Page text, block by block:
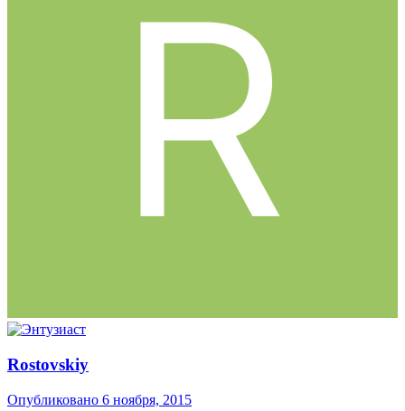
Rostovskiy
Опубликовано 6 ноября, 2015